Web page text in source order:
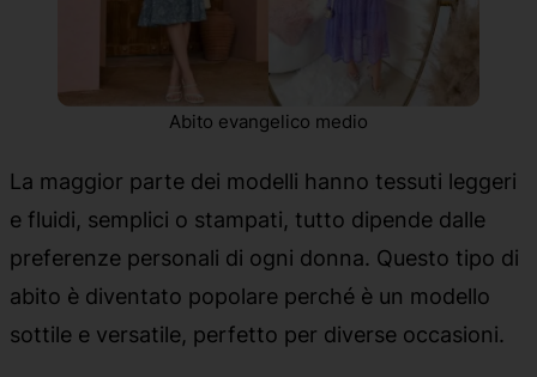
Abito evangelico medio
La maggior parte dei modelli hanno tessuti leggeri
e fluidi, semplici o stampati, tutto dipende dalle
preferenze personali di ogni donna. Questo tipo di
abito è diventato popolare perché è un modello
sottile e versatile, perfetto per diverse occasioni.